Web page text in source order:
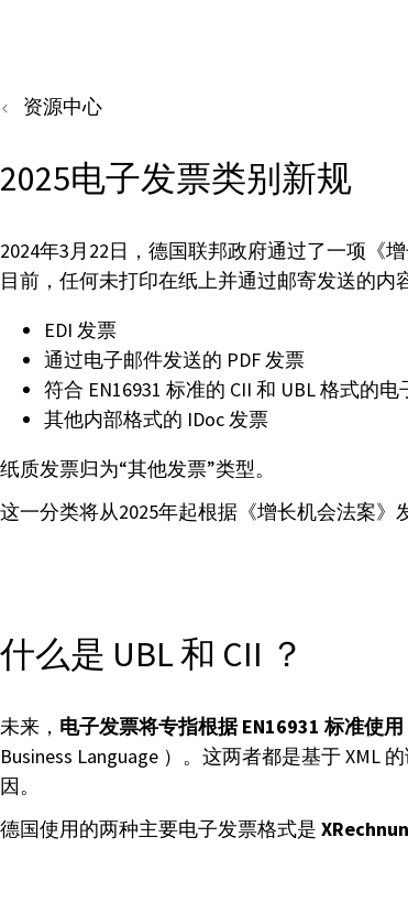
资源中心
2025电子发票类别新规
2024年3月22日，德国联邦政府通过了一项《
目前，任何未打印在纸上并通过邮寄发送的内
EDI 发票
通过电子邮件发送的 PDF 发票
符合 EN16931 标准的 CII 和 UBL 格式的电
其他内部格式的 IDoc 发票
纸质发票归为“其他发票”类型。
这一分类将从2025年起根据《增长机会法案》
什么是 UBL 和 CII ？
未来， 电子发票将专指根据 EN16931 标准使
Business Language ）。这两者都是基于 XML
因。
德国使用的两种主要电子发票格式是